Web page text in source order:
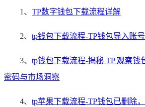
1、 TP数字钱包下载流程详解
2、 tp钱包下载流程-TP钱包导入账
3、 tp钱包下载流程-揭秘 TP 观察钱
密码与市场洞察
4、 tp苹果下载流程-TP钱包已删除，